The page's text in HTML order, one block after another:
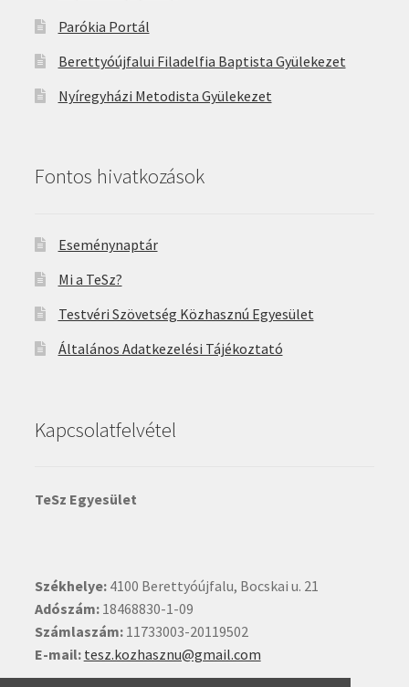
Parókia Portál
Berettyóújfalui Filadelfia Baptista Gyülekezet
Nyíregyházi Metodista Gyülekezet
Fontos hivatkozások
Eseménynaptár
Mi a TeSz?
Testvéri Szövetség Közhasznú Egyesület
Általános Adatkezelési Tájékoztató
Kapcsolatfelvétel
TeSz Egyesület
Székhelye:4100 Berettyóújfalu, Bocskai u. 21
Adószám:18468830-1-09
Számlaszám:11733003-20119502
E-mail: tesz.kozhasznu@gmail.com